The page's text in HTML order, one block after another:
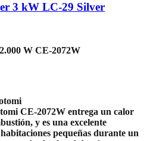
3 kW LC-29 Silver
W CE-2072W
CE-2072W entrega un calor
y es una excelente
pequeñas durante un